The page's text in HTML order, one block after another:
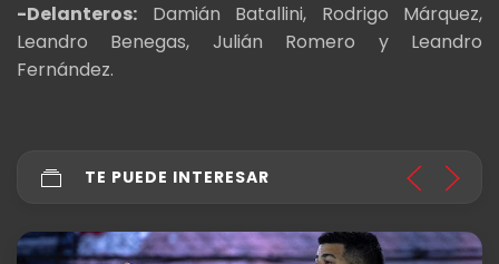
-Delanteros: Damián Batallini, Rodrigo Márquez,
Leandro Benegas, Julián Romero y Leandro
Fernández.
TE PUEDE INTERESAR